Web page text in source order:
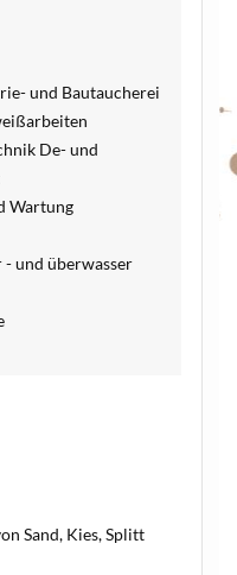
und Bautaucherei
De- und
Wartung
und überwasser
Sand, Kies, Splitt